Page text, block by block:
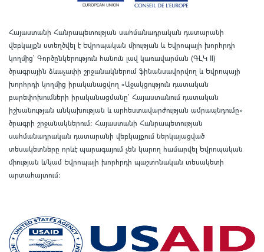
Հայաստանի Հանրապետության սահմանադրական դատարանի
վեբկայքն ստեղծվել է Եվրոպական միության և Եվրոպայի խորհրդի
կողմից՝ Գործընկերություն հանուն լավ կառավարման (ԳԼԿ II)
ծրագրային ձևաչափի շրջանակներում ֆինանսավորվող և Եվրոպայի
խորհրդի կողմից իրականացվող «Աջակցություն դատական
բարեփոխումների իրականացմանը` Հայաստանում դատական
իշխանության անկախության և արհեստավարժության ամրապնդումը»
ծրագրի շրջանակներում: Հայաստանի Հանրապետության
սահմանադրական դատարանի վեբկայքում ներկայացված
տեսակետները որևէ պարագայում չեն կարող համարվել Եվրոպական
միության և/կամ Եվրոպայի խորհրդի պաշտոնական տեսակետի
արտահայտում: